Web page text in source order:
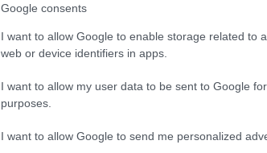
Google consents
I want to allow Google to enable storage related to
web or device identifiers in apps.
I want to allow my user data to be sent to Google
purposes.
I want to allow Google to send me personalized